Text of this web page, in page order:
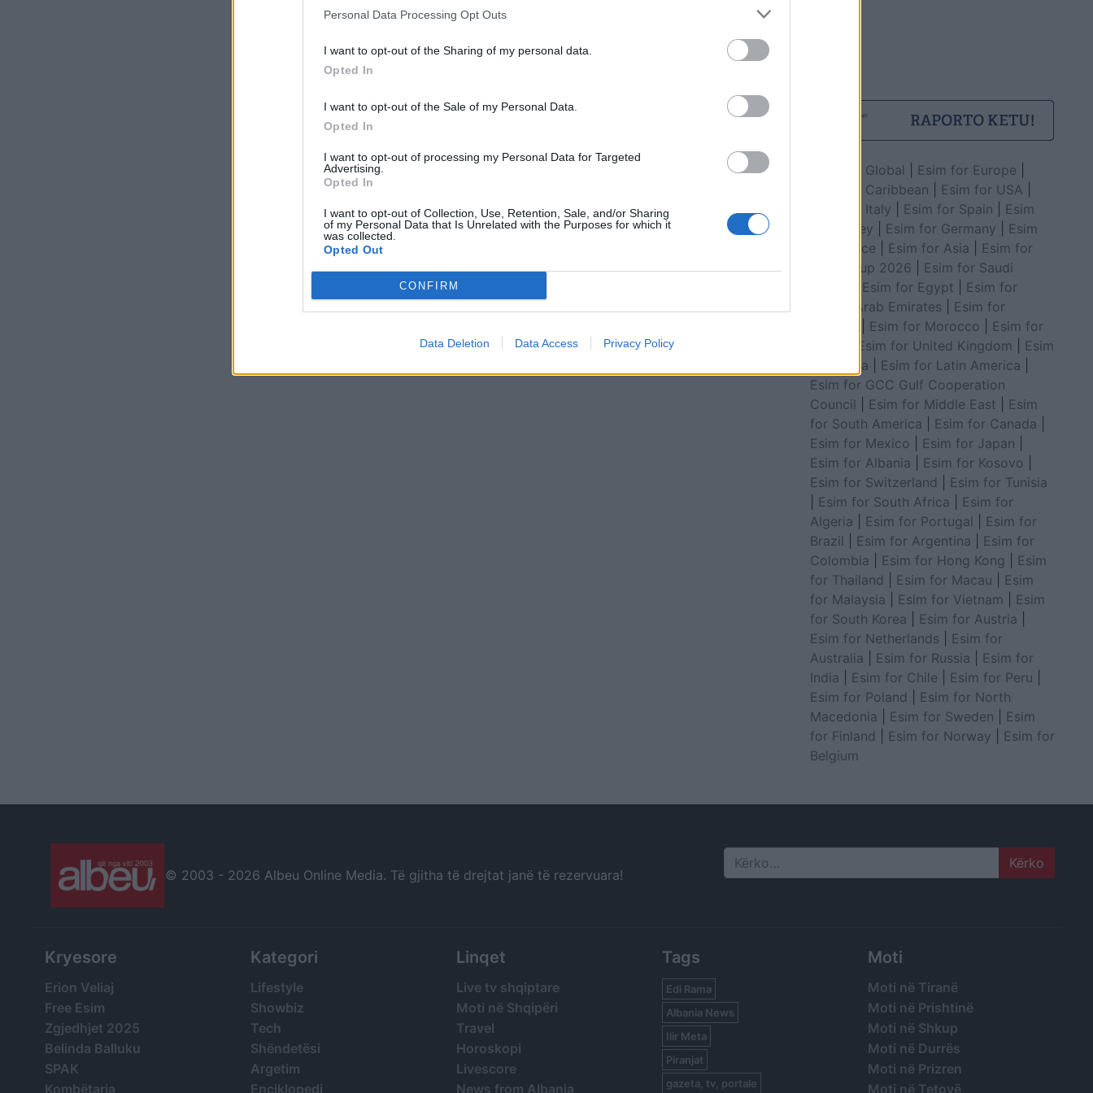
Personal Data Processing Opt Outs
I want to opt-out of the Sharing of my personal data.
Opted In
I want to opt-out of the Sale of my Personal Data.
Opted In
I want to opt-out of processing my Personal Data for Targeted
Advertising.
Opted In
I want to opt-out of Collection, Use, Retention, Sale, and/or Sharing
of my Personal Data that Is Unrelated with the Purposes for which it
was collected.
Opted Out
CONFIRM
Data Deletion Data Access Privacy Policy
Esim for Global Esim for Europe
Esim for Caribbean
Esim for USA
Esim for Italy
Esim for Spain
Esim
for Turkey
Esim for Germany
Esim
for Greece
Esim for Asia
Esim for
World Cup 2026
Esim for Saudi
Esim for Egypt
Esim for
United Arab Emirates
Esim for
Esim for Morocco
Esim for
Esim for United Kingdom
Esim
for Africa
Esim for Latin America
Esim for GCC Gulf Cooperation
Council
Esim for Middle East
Esim
for South America
Esim for Canada
Esim for Mexico
Esim for Japan
Esim for Albania
Esim for Kosovo
Esim for Switzerland
Esim for Tunisia
Esim for South Africa
Esim for
Algeria
Esim for Portugal
Esim for
Brazil
Esim for Argentina
Esim for
Colombia
Esim for Hong Kong
Esim
for Thailand
Esim for Macau
Esim
for Malaysia
Esim for Vietnam
Esim
for South Korea
Esim for Austria
Esim for Netherlands
Esim for
Australia
Esim for Russia
Esim for
India
Esim for Chile Esim for Peru
Esim for Poland
Esim for North
Macedonia
Esim for Sweden
Esim
for Finland
Esim for Norway
Esim for
Belgium
© 2003 - 2026 Albeu Online Media. Të gjitha të drejtat janë të rezervuara! Search
Kryesore
Erion Veliaj
Free Esim
Zgjedhjet 2025
Belinda Balluku
SPAK
Kombëtarja
Kategori
Lifestyle
Showbiz
Tech
Shëndetësi
Argetim
Enciklopedi
Linqet
Live tv shqiptare
Moti në Shqipëri
Travel
Horoskopi
Livescore
News from Albania
Tags
Edi Rama
Albania News
Ilir Meta
Piranjat
gazeta, tv, portale
Moti
Moti në Tiranë
Moti në Prishtinë
Moti në Shkup
Moti në Durrës
Moti në Prizren
Moti në Tetovë